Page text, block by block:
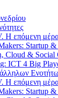
Η επόμενη μέρα
Startup
Cloud & Social
ICT 4 Big
Η επόμενη μέρα
Startup